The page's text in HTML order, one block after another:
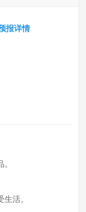
报详情
活。